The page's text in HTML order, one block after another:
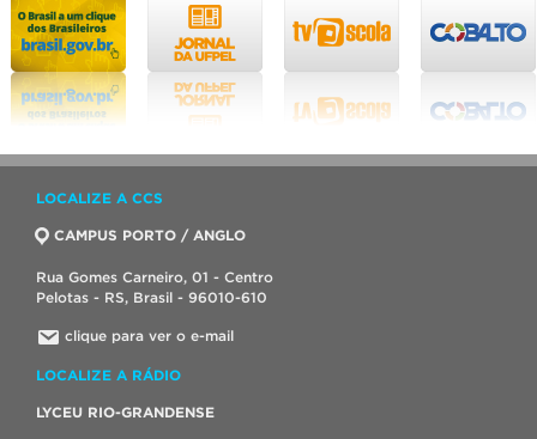
LOCALIZE A CCS
CAMPUS PORTO / ANGLO
Rua Gomes Carneiro, 01 - Centro
Pelotas - RS, Brasil - 96010-610
clique para ver o e-mail
LOCALIZE A RÁDIO
LYCEU RIO-GRANDENSE